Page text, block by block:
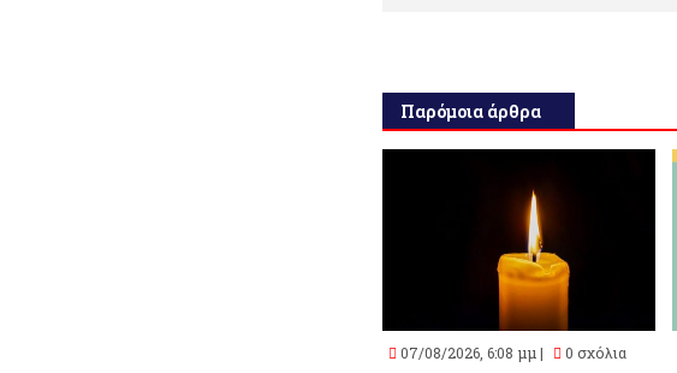
Παρόμοια άρθρα
07/08/2026, 6:08 μμ | 0 σχόλια